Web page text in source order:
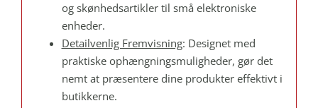
og skønhedsartikler til små elektroniske
enheder.
Detailvenlig Fremvisning: Designet med
praktiske ophængningsmuligheder, gør det
nemt at præsentere dine produkter effektivt i
butikkerne.